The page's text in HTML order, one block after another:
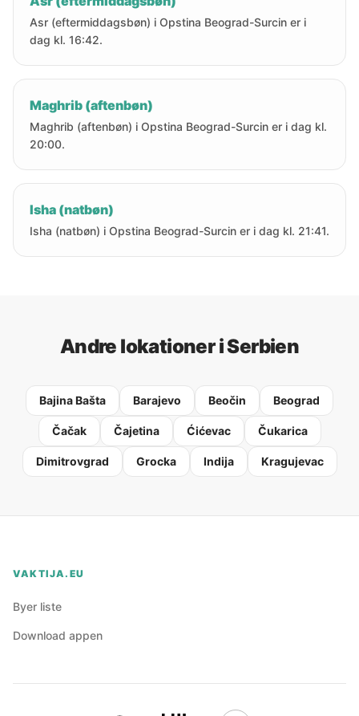
Asr (eftermiddagsbøn) i Opstina Beograd-Surcin er i
dag kl. 16:42.
Maghrib (aftenbøn)
Maghrib (aftenbøn) i Opstina Beograd-Surcin er i dag kl.
20:00.
Isha (natbøn)
Isha (natbøn) i Opstina Beograd-Surcin er i dag kl. 21:41.
Andre lokationer i Serbien
Bajina Bašta Barajevo Beočin Beograd
Čačak Čajetina Ćićevac Čukarica
Dimitrovgrad Grocka Indija Kragujevac
VAKTIJA.EU
Byer liste
Download appen